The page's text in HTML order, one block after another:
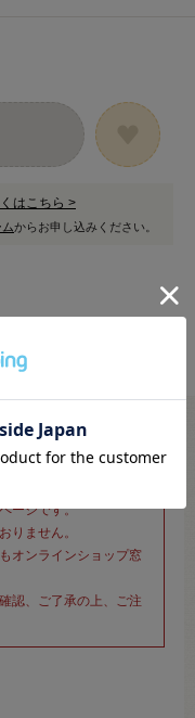
はこちら >
からお申し込みください。
注文専用ページです※
詳細および商品コード
ージです。
りません。
オンラインショップ窓
認、ご了承の上、ご注